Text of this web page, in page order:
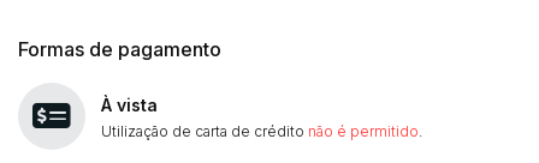
Formas de pagamento
À vista
Utilização de carta de crédito não é permitido